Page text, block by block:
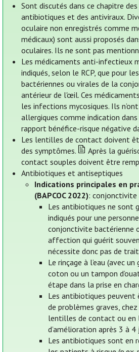
Sont discutés dans ce chapitre
antibiotiques et des antiviraux.
oculaire non enregistrés comme
médicaux) sont aussi proposés
oculaires. Ils ne sont pas
Les médicaments anti-infectieux
indiqués, selon le RCP, que pour
bactériennes ou virales de la
antérieur de l'œil. Ces
les infections mycosiques. Ils
allergiques comme indication
rapport bénéfice-risque négative
Les lentilles de contact doivent
des symptômes.
Après la
contact souples doivent être
Antibiotiques et antiseptiques
Indications principales en
(BAPCOC 2022): conjonctivite
Les antibiotiques ne sont
indiqués pour une
conjonctivite bactérienne
affection qui guérit
nécessite donc pas de
Le rinçage à l’eau (avec
coton ou un tampon
étape dans la prise en
Les antibiotiques peuvent
de problèmes graves,
lentilles de contact ou en
d’amélioration après 3 à 4
Les antibiotiques sont en